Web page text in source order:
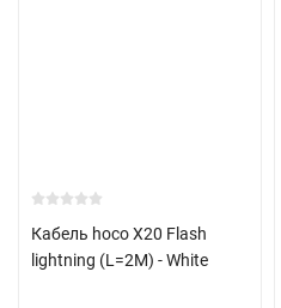
Кабель hoco X20 Flash
lightning (L=2M) - White